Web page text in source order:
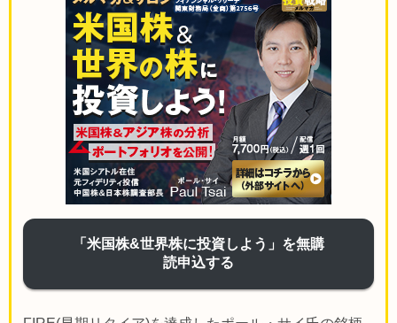
「米国株&世界株に投資しよう」を無購
読申込する